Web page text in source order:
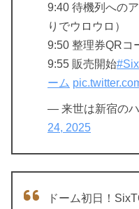
9:40 待機列への
りでウロウロ）
9:50 整理券QRコ
9:55 販売開始
ーム
— 来世は新宿の
24, 2025
ドーム初日！